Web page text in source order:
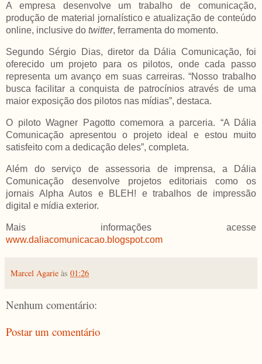
A empresa desenvolve um trabalho de comunicação,
produção de material jornalístico e atualização de conteúdo
online, inclusive do twitter, ferramenta do momento.
Segundo Sérgio Dias, diretor da Dália Comunicação, foi
oferecido um projeto para os pilotos, onde cada passo
representa um avanço em suas carreiras. “Nosso trabalho
busca facilitar a conquista de patrocínios através de uma
maior exposição dos pilotos nas mídias”, destaca.
O piloto Wagner Pagotto comemora a parceria. “A Dália
Comunicação apresentou o projeto ideal e estou muito
satisfeito com a dedicação deles”, completa.
Além do serviço de assessoria de imprensa, a Dália
Comunicação desenvolve projetos editoriais como os
jornais Alpha Autos e BLEH! e trabalhos de impressão
digital e mídia exterior.
Mais informações acesse
www.daliacomunicacao.blogspot.com
Marcel Agarie às 01:26
Nenhum comentário:
Postar um comentário